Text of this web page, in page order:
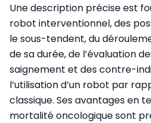
Une description précise est
robot interventionnel, des
le sous-tendent, du
de sa durée, de l’évaluation
saignement et des contre-
l’utilisation d’un robot par
classique. Ses avantages en
mortalité oncologique sont